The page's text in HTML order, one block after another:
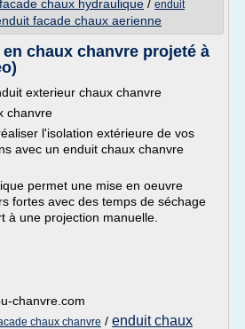
chaux hydraulique / enduit
facade chaux aerienne
chaux chanvre projeté à
exterieur chaux chanvre
chanvre
l'isolation extérieure de vos
avec un enduit chaux chanvre
permet une mise en oeuvre
fortes avec des temps de séchage
à une projection manuelle.
chanvre.com
chaux chanvre / enduit chaux